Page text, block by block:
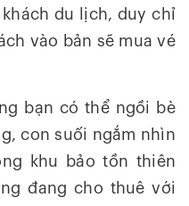
du lịch, duy chỉ
vào bản sẽ mua vé
bạn có thể ngồi bè
con suối ngắm nhìn
khu bảo tồn thiên
đang cho thuê với